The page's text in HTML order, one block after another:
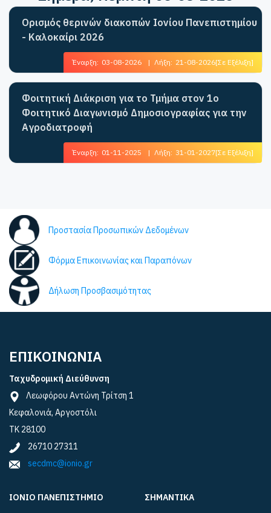
Ορισμός θερινών διακοπών Ιονίου Πανεπιστημίου
- Καλοκαίρι 2026
Έναρξη: 03-08-2026 | Λήξη: 21-08-2026[Σε Εξέλιξη]
Φοιτητική Διάκριση για το Τμήμα στον 1ο
Φοιτητικό Διαγωνισμό Δημοσιογραφίας για την
Αγροδιατροφή
Έναρξη: 01-11-2025 | Λήξη: 31-01-2027[Σε Εξέλιξη]
Προστασία Προσωπικών Δεδομένων
Φόρμα Επικοινωνίας και Παραπόνων
Δήλωση Προσβασιμότητας
ΕΠΙΚΟΙΝΩΝΙΑ
Ταχυδρομική Διεύθυνση
Λεωφόρου Αντώνη Τρίτση 1
Κεφαλονιά, Αργοστόλι
ΤΚ 28100
26710 27311
secdmc@ionio.gr
ΙΟΝΙΟ ΠΑΝΕΠΙΣΤΗΜΙΟ
ΣΗΜΑΝΤΙΚΑ